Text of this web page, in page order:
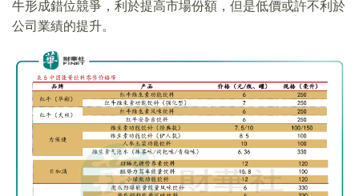
牛形成錯位競爭，利於提高市場份額，但是低價或許不利於
公司業績的提升。